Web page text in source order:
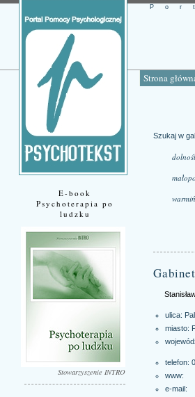
Strona
E-book
Psychoterapia po
ludzku
Stowarzyszenie INTRO
Szukaj w
ulica:
miasto:
telefon:
www:
e-mail: